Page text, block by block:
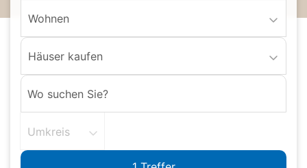
Wohnen
Häuser kaufen
Umkreis